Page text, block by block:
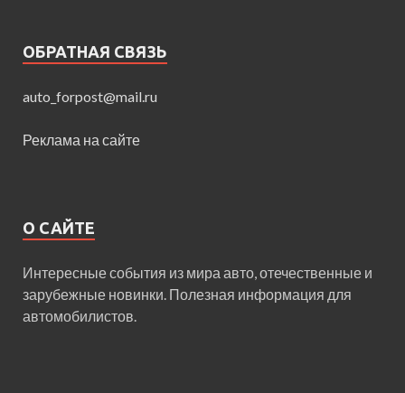
ОБРАТНАЯ СВЯЗЬ
auto_forpost@mail.ru
Реклама на сайте
О САЙТЕ
Интересные события из мира авто, отечественные и
зарубежные новинки. Полезная информация для
автомобилистов.